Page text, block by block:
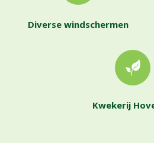
Diverse windschermen
Kwekerij